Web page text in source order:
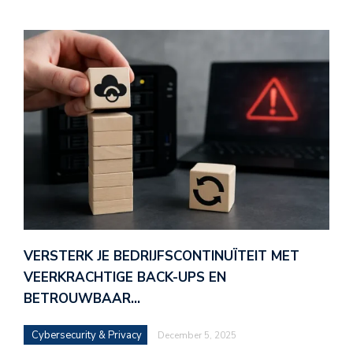
VERSTERK JE BEDRIJFSCONTINUÏTEIT MET
VEERKRACHTIGE BACK-UPS EN
BETROUWBAAR…
Cybersecurity & Privacy December 5, 2025